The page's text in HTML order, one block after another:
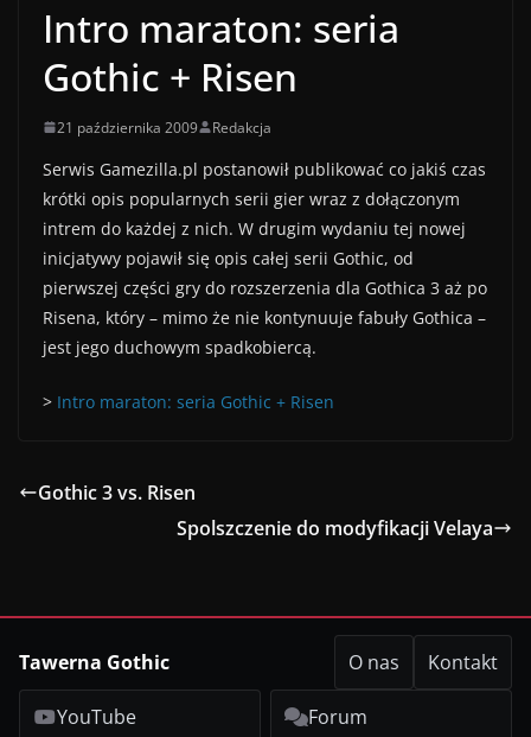
Intro maraton: seria
Gothic + Risen
21 października 2009 Redakcja
Serwis Gamezilla.pl postanowił publikować co jakiś czas
krótki opis popularnych serii gier wraz z dołączonym
intrem do każdej z nich. W drugim wydaniu tej nowej
inicjatywy pojawił się opis całej serii Gothic, od
pierwszej części gry do rozszerzenia dla Gothica 3 aż po
Risena, który – mimo że nie kontynuuje fabuły Gothica –
jest jego duchowym spadkobiercą.
> Intro maraton: seria Gothic + Risen
Gothic 3 vs. Risen
Spolszczenie do modyfikacji Velaya
Tawerna Gothic O nas Kontakt
YouTube Forum